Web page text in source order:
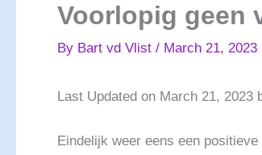
Voorlopig geen
By Bart vd Vlist / March 21, 2023
Last Updated on March 21, 2023
Eindelijk weer eens een